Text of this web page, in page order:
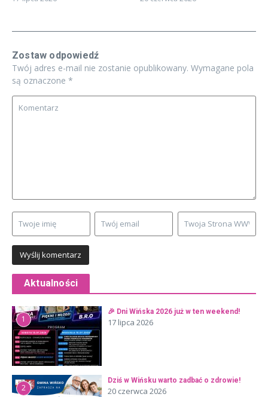
Zostaw odpowiedź
Twój adres e-mail nie zostanie opublikowany. Wymagane pola
są oznaczone *
Aktualności
1
🎉 Dni Wińska 2026 już w ten weekend!
17 lipca 2026
2
Dziś w Wińsku warto zadbać o zdrowie!
20 czerwca 2026